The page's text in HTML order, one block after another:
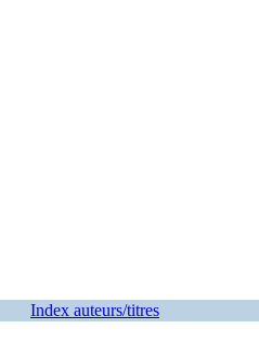
Index auteurs/titres